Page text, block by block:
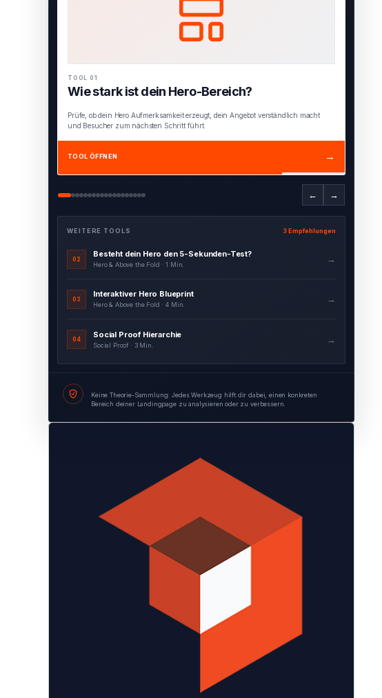
TOOL 01
Wie stark ist dein Hero-Bereich?
Prüfe, ob dein Hero Aufmerksamkeit erzeugt, dein Angebot verständlich macht
und Besucher zum nächsten Schritt führt.
TOOL ÖFFNEN →
← →
WEITERE TOOLS 3 Empfehlungen
02
Besteht dein Hero den 5-Sekunden-Test?
Hero & Above the Fold · 1 Min.
→
03
Interaktiver Hero Blueprint
Hero & Above the Fold · 4 Min.
→
04
Social Proof Hierarchie
Social Proof · 3 Min.
→
Keine Theorie-Sammlung: Jedes Werkzeug hilft dir dabei, einen konkreten
Bereich deiner Landingpage zu analysieren oder zu verbessern.